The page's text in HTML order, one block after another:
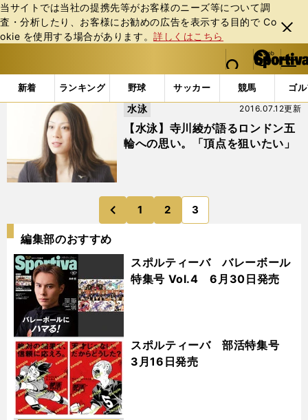
当サイトでは当社の提携先等がお客様のニーズ等について調
査・分析したり、お客様にお勧めの広告を表⽰する⽬的で Co
okie を使⽤する場合があります。詳しくはこちら
閉じ
る
web Sportiva (webスポルティーバ)
検索
マイペ
ー
ジ
メニュ
新着 ランキング 野球 サッカー 競馬 ゴ
b
ス
ー
バ
「#水泳」の最新ニュース・ 情報 (3ページ目)
【水泳】寺川綾が語るロンドン五
輪への思い。「頂点を狙いたい」
2016.07.12更新
水泳
前
のページへ
1 2 3
編集部のおすすめ
スポルティーバ バレーボール
特集号 Vol.4 6月30日発売
スポルティーバ 部活特集号
3月16日発売